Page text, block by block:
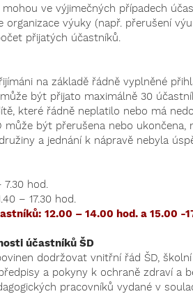
mohou ve výjimečných případech
organizace výuky (např. přerušení
přijatých účastníků.
na základě řádně vyplněné
být přijato maximálně 30
které řádně neplatilo nebo má
může být přerušena nebo
a jednání k nápravě nebyla
7.30 hod.
– 17.30 hod.
12.00 – 14.00 hod. a 15.00 -
účastníků ŠD
dodržovat vnitřní řád ŠD,
a pokyny k ochraně zdraví a
pracovníků vydané v